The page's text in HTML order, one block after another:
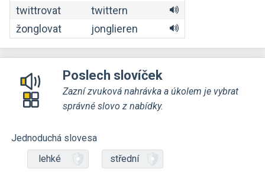
twittrovat
twittern
žonglovat
jonglieren
Poslech slovíček
Zazní zvuková nahrávka a úkolem je vybrat
správné slovo z nabídky.
Jednoduchá slovesa
lehké
střední